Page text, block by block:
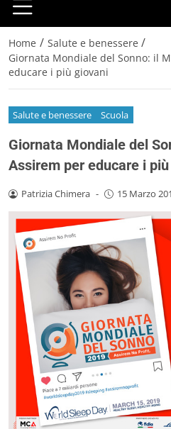
Home / Salute e benessere /
Giornata Mondiale del Sonno: il
educare i più giovani
Salute e benessere Scuola
Giornata Mondiale del
Assirem per educare i
Patrizia Chimera - 15 Marzo